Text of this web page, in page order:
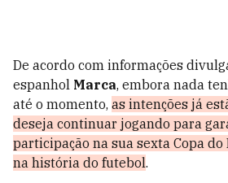
De acordo com informações
espanhol Marca, embora nada
até o momento, as intenções já
deseja continuar jogando para
participação na sua sexta Copa
na história do futebol.